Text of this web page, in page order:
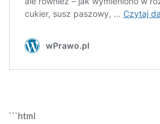
```html